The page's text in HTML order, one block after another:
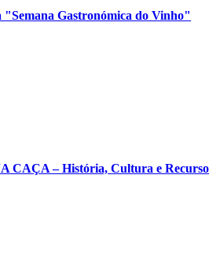
"Semana Gastronómica do Vinho"
CAÇA – História, Cultura e Recurso